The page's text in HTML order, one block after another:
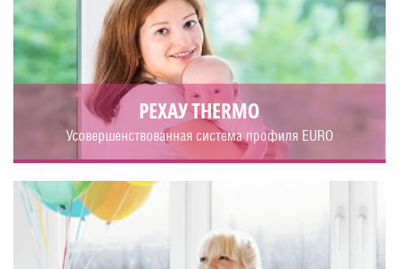
РЕХАУ THERMO
Усовершенствованная система профиля EURO